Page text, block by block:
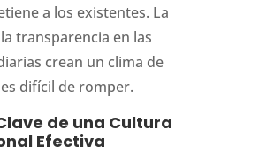
a los existentes. La
transparencia en las
crean un clima de
difícil de romper.
de una Cultura
Efectiva